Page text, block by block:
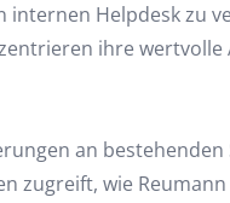
internen Helpdesk zu
ihre
an
zugreift, wie